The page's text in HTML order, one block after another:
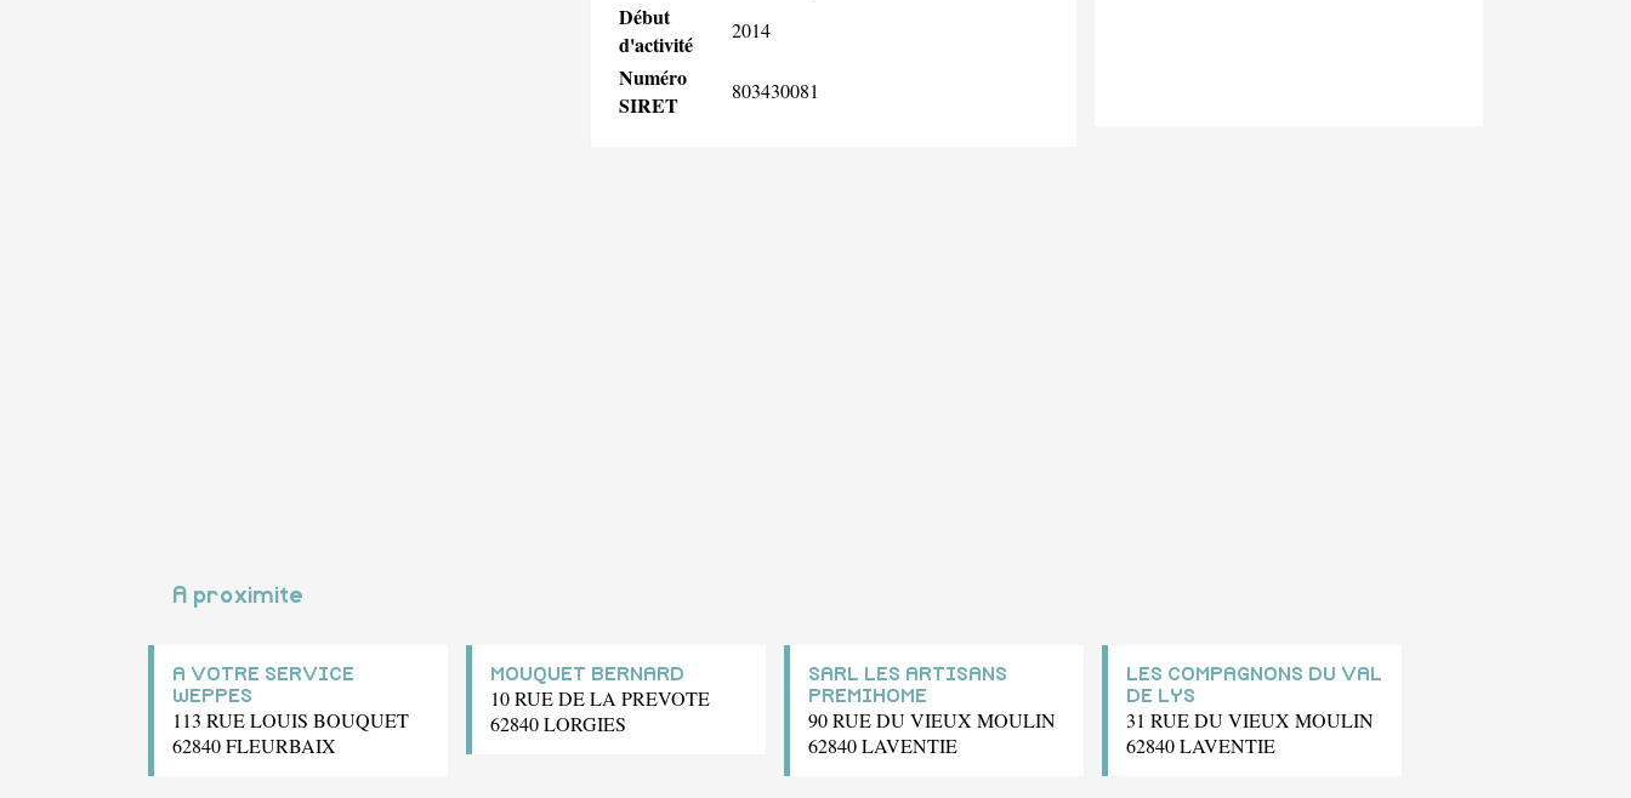
Début
d'activité
2014
Numéro
SIRET
803430081
A proximite
A VOTRE SERVICE
WEPPES
113 RUE LOUIS BOUQUET
62840 FLEURBAIX
MOUQUET BERNARD
10 RUE DE LA PREVOTE
62840 LORGIES
SARL LES ARTISANS
PREMIHOME
90 RUE DU VIEUX MOULIN
62840 LAVENTIE
LES COMPAGNONS DU VAL
DE LYS
31 RUE DU VIEUX MOULIN
62840 LAVENTIE